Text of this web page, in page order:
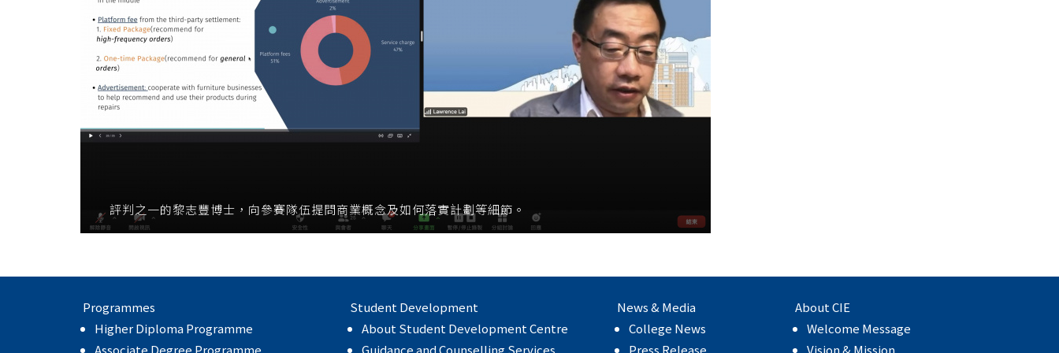
評判之一的黎志豐博士，向參賽隊伍提問商業概念及如何落實計劃等細節。
Programmes
Higher Diploma Programme
Associate Degree Programme
Student Development
About Student Development Centre
Guidance and Counselling Services
News & Media
College News
Press Release
About CIE
Welcome Message
Vision & Mission